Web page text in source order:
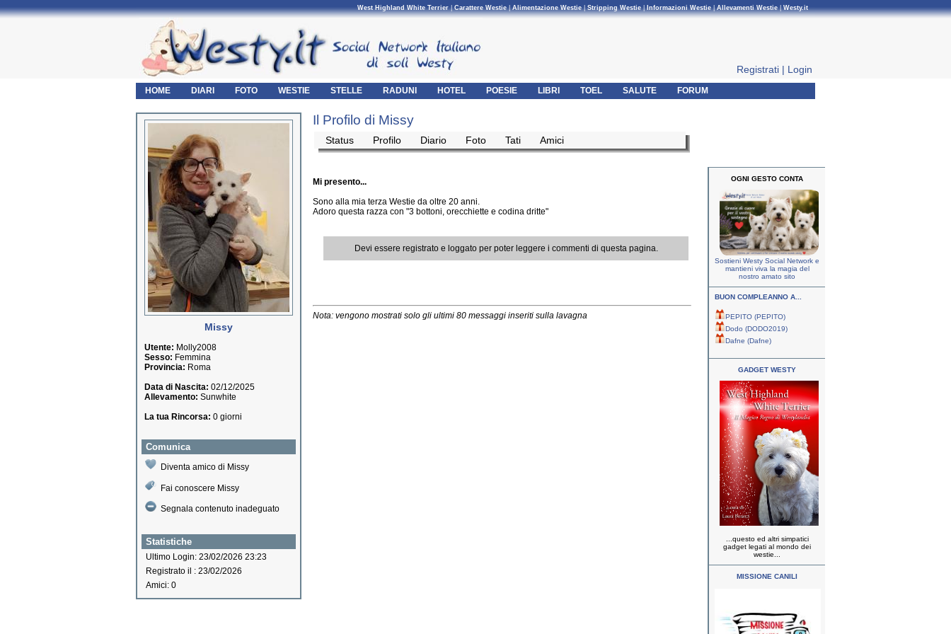
West Highland White Terrier|Carattere Westie|Alimentazione Westie|Stripping Westie| Informazioni Westie|Allevamenti Westie|Westy.it
Registrati | Login
HOME DIARI FOTO WESTIE STELLE RADUNI HOTEL POESIE LIBRI TOEL SALUTE FORUM
Missy
Utente: Molly2008
Sesso: Femmina
Provincia: Roma
Data di Nascita: 02/12/2025
Allevamento: Sunwhite
La tua Rincorsa: 0 giorni
Comunica
Diventa amico di Missy
Fai conoscere Missy
Segnala contenuto inadeguato
Statistiche
Ultimo Login: 23/02/2026 23:23
Registrato il : 23/02/2026
Amici: 0
Il Profilo di Missy
Status Profilo Diario Foto Tati Amici
Mi presento...
Sono alla mia terza Westie da oltre 20 anni.
Adoro questa razza con "3 bottoni, orecchiette e codina dritte"
Devi essere registrato e loggato per poter leggere i commenti di questa pagina.
Nota: vengono mostrati solo gli ultimi 80 messaggi inseriti sulla lavagna
OGNI GESTO CONTA
Sostieni Westy Social Network e
mantieni viva la magia del
nostro amato sito
BUON COMPLEANNO A...
PEPITO (PEPITO)
Dodo (DODO2019)
Dafne (Dafne)
GADGET WESTY
...questo ed altri simpatici
gadget legati al mondo dei
westie...
MISSIONE CANILI